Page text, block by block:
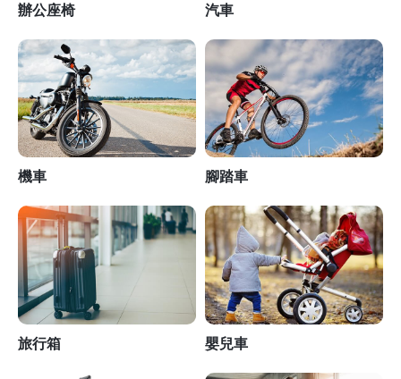
辦公座椅 汽車
機車 腳踏車
旅行箱 嬰兒車